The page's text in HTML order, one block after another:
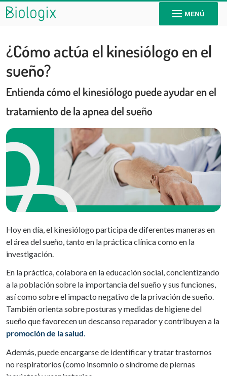
MENÚ
¿Cómo actúa el kinesiólogo en el
sueño?
Entienda cómo el kinesiólogo puede ayudar en el
tratamiento de la apnea del sueño
Hoy en día, el kinesiólogo participa de diferentes maneras en
el área del sueño, tanto en la práctica clínica como en la
investigación.
En la práctica, colabora en la educación social, concientizando
a la población sobre la importancia del sueño y sus funciones,
así como sobre el impacto negativo de la privación de sueño.
También orienta sobre posturas y medidas de higiene del
sueño que favorecen un descanso reparador y contribuyen a la
promoción de la salud.
Además, puede encargarse de identificar y tratar trastornos
no respiratorios (como insomnio o síndrome de piernas